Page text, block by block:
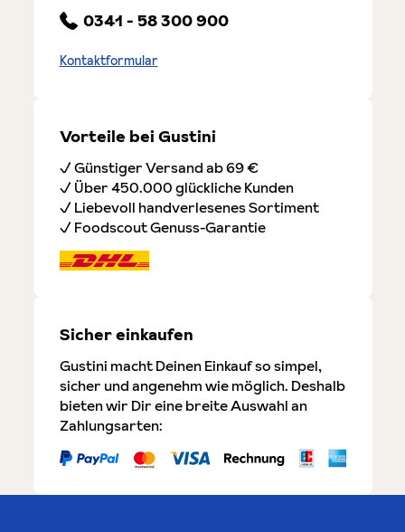
0341 - 58 300 900
Kontaktformular
Vorteile bei Gustini
✓ Günstiger Versand ab 69 €
✓ Über 450.000 glückliche Kunden
✓ Liebevoll handverlesenes Sortiment
✓ Foodscout Genuss-Garantie
Sicher einkaufen
Gustini macht Deinen Einkauf so simpel,
sicher und angenehm wie möglich. Deshalb
bieten wir Dir eine breite Auswahl an
Zahlungsarten: